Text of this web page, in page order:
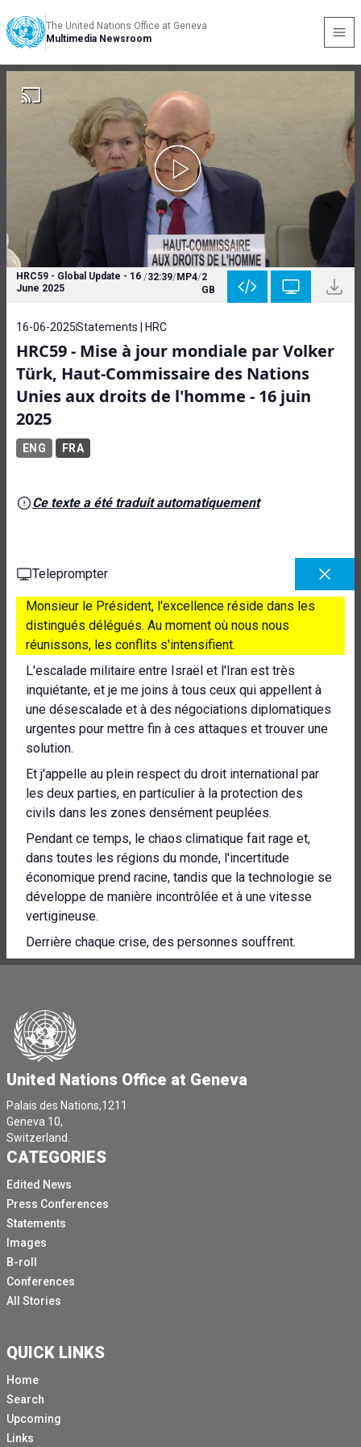
The United Nations Office at Geneva
Multimedia Newsroom
HRC59 - Global Update - 16
June 2025
/32:39/MP4/2
GB
16-06-2025Statements | HRC
HRC59 - Mise à jour mondiale par Volker
Türk, Haut-Commissaire des Nations
Unies aux droits de l'homme - 16 juin
2025
ENG FRA
Ce texte a été traduit automatiquement
Teleprompter
Monsieur le Président, l'excellence réside dans les
distingués délégués. Au moment où nous nous
réunissons, les conflits s'intensifient.
L'escalade militaire entre Israël et l'Iran est très
inquiétante, et je me joins à tous ceux qui appellent à
une désescalade et à des négociations diplomatiques
urgentes pour mettre fin à ces attaques et trouver une
solution.
Et j'appelle au plein respect du droit international par
les deux parties, en particulier à la protection des
civils dans les zones densément peuplées.
Pendant ce temps, le chaos climatique fait rage et,
dans toutes les régions du monde, l'incertitude
économique prend racine, tandis que la technologie se
développe de manière incontrôlée et à une vitesse
vertigineuse.
Derrière chaque crise, des personnes souffrent.
Nous ne devons jamais perdre ce fait de vue.
mettre fin à la guerre, réaffirmer la foi dans les droits
humains fondamentaux et promouvoir la justice et le
droit international.
Pendant 80 ans, ces promesses ont contribué à
renforcer la paix et le développement durable.
L'espérance de vie a augmenté de 25 %.
Le nombre de personnes ayant reçu une éducation de
base a doublé.
Les États se sont mis d'accord sur un large éventail de
lois de la guerre.
Ils ont adopté des traités sur les droits des femmes,
sur l'environnement, sur le désarmement, sur la
prévention du génocide.
Bien que l'on ait frôlé l'anéantissement nucléaire à
Nos accords mondiaux ont fait leurs preuves au fil des
Aujourd'hui, nous assistons à des mesures
spectaculaires visant à les affaiblir, créant ainsi un
monde plus dangereux pour nous tous.
United Nations Office at Geneva
Palais des Nations,1211
Geneva 10,
Switzerland.
CATEGORIES
Edited News
Press Conferences
Statements
Images
B-roll
Conferences
All Stories
QUICK LINKS
Home
Search
Upcoming
Links